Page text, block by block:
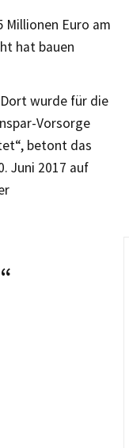
Millionen Euro am
hat bauen
wurde für die
Vorsorge
betont das
Juni 2017 auf